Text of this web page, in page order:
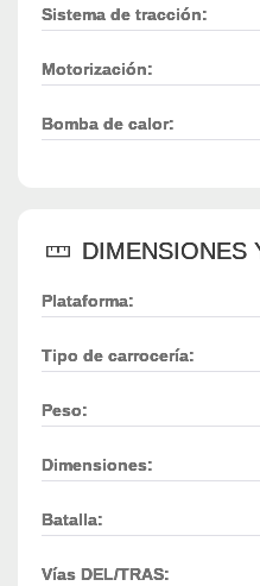
Sistema de tracción:
Motorización:
Bomba de calor:
DIMENSIONES
Plataforma:
Tipo de carrocería:
Peso:
Dimensiones:
Batalla:
Vías DEL/TRAS: